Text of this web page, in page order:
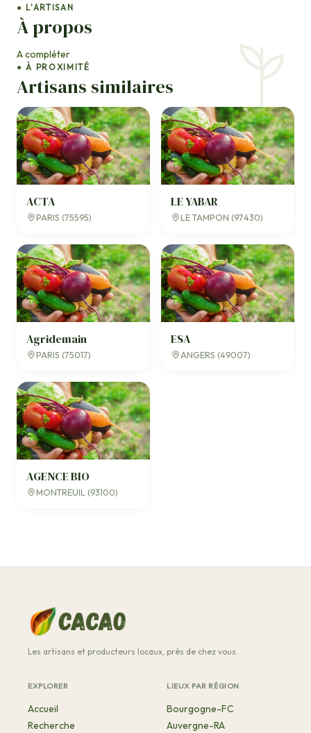
● L'ARTISAN
À propos
A compléter
● À PROXIMITÉ
Artisans similaires
ACTA
PARIS (75595)
LE YABAR
LE TAMPON (97430)
Agridemain
PARIS (75017)
ESA
ANGERS (49007)
AGENCE BIO
MONTREUIL (93100)
Les artisans et producteurs locaux, près de chez vous.
EXPLORER
Accueil
Recherche
LIEUX PAR RÉGION
Bourgogne-FC
Auvergne-RA